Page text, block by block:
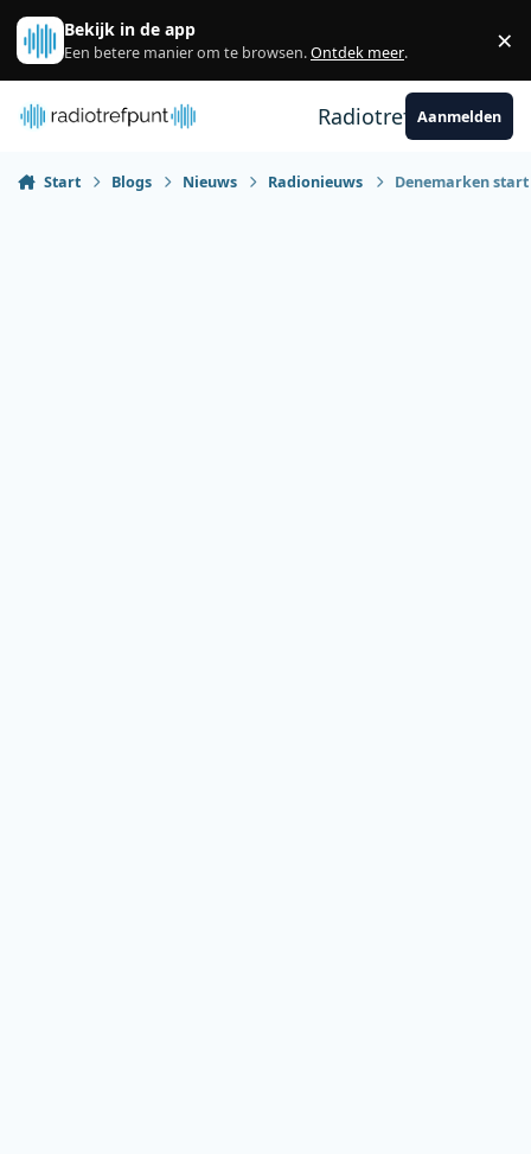
Spring naar bijdragen
Bekijk in de app
Een betere manier om te browsen.Ontdek meer. ×
RadiotrefpuntAanmelden
Start Blogs Nieuws Radionieuws Denemarken